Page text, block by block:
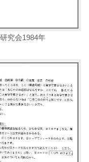
究会1984年